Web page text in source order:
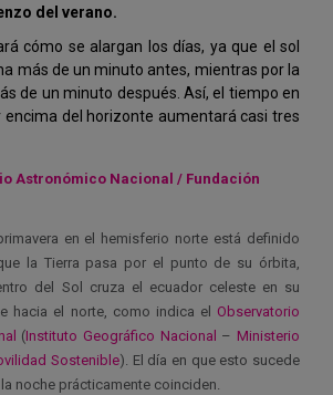
del verano.
cómo se alargan los días, ya que el sol
más de un minuto antes, mientras por la
de un minuto después. Así, el tiempo en
encima del horizonte aumentará casi tres
Astronómico Nacional / Fundación
en el hemisferio norte está definido
la Tierra pasa por el punto de su órbita,
del Sol cruza el ecuador celeste en su
hacia el norte, como indica el Observatorio
(Instituto Geográfico Nacional – Ministerio
Sostenible). El día en que esto sucede
noche prácticamente coinciden.